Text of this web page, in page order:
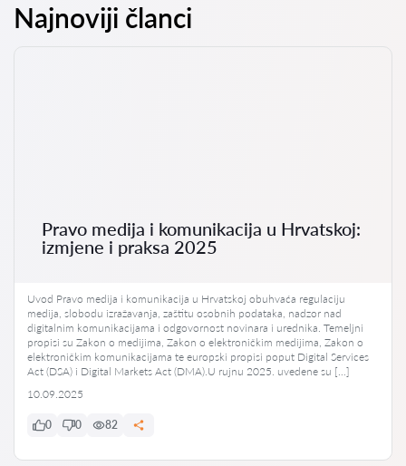
Najnoviji članci
Pravo medija i komunikacija u Hrvatskoj:
izmjene i praksa 2025
Uvod Pravo medija i komunikacija u Hrvatskoj obuhvaća regulaciju
medija, slobodu izražavanja, zaštitu osobnih podataka, nadzor nad
digitalnim komunikacijama i odgovornost novinara i urednika. Temeljni
propisi su Zakon o medijima, Zakon o elektroničkim medijima, Zakon o
elektroničkim komunikacijama te europski propisi poput Digital Services
Act (DSA) i Digital Markets Act (DMA).U rujnu 2025. uvedene su […]
10.09.2025
0 0 82